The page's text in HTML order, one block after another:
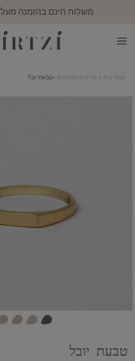
משלוח חינם בהזמנה מעל 1,000 ש"ח
עמוד בית › פריטים מומלצים ›טבעת יובל
טבעת יובל